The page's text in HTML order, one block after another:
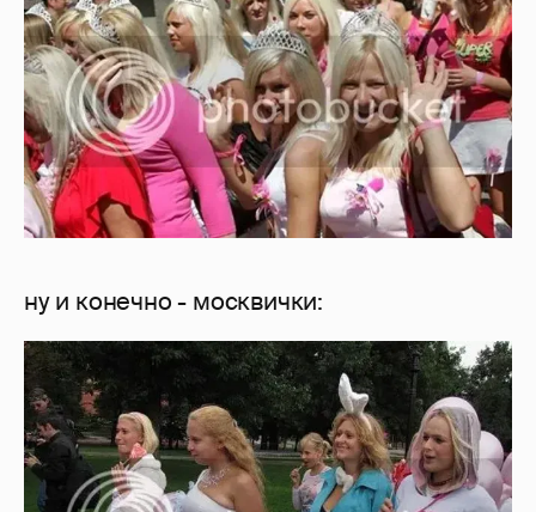
ну и конечно - москвички: